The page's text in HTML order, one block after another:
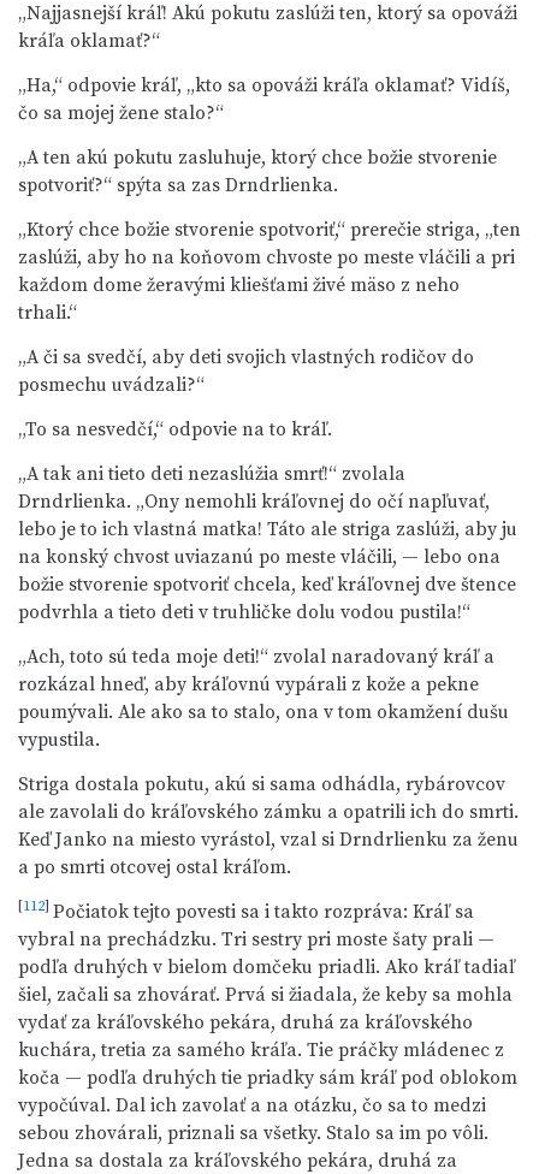
„Najjasnejší kráľ! Akú pokutu zaslúži ten, ktorý sa opováži
kráľa oklamať?“
„Ha,“ odpovie kráľ, „kto sa opováži kráľa oklamať? Vidíš,
čo sa mojej žene stalo?“
„A ten akú pokutu zasluhuje, ktorý chce božie stvorenie
spotvoriť?“ spýta sa zas Drndrlienka.
„Ktorý chce božie stvorenie spotvoriť,“ prerečie striga, „ten
zaslúži, aby ho na koňovom chvoste po meste vláčili a pri
každom dome žeravými kliešťami živé mäso z neho
trhali.“
„A či sa svedčí, aby deti svojich vlastných rodičov do
posmechu uvádzali?“
„To sa nesvedčí,“ odpovie na to kráľ.
„A tak ani tieto deti nezaslúžia smrť!“ zvolala
Drndrlienka. „Ony nemohli kráľovnej do očí napľuvať,
lebo je to ich vlastná matka! Táto ale striga zaslúži, aby ju
na konský chvost uviazanú po meste vláčili, — lebo ona
božie stvorenie spotvoriť chcela, keď kráľovnej dve štence
podvrhla a tieto deti v truhličke dolu vodou pustila!“
„Ach, toto sú teda moje deti!“ zvolal naradovaný kráľ a
rozkázal hneď, aby kráľovnú vypárali z kože a pekne
poumývali. Ale ako sa to stalo, ona v tom okamžení dušu
vypustila.
Striga dostala pokutu, akú si sama odhádla, rybárovcov
ale zavolali do kráľovského zámku a opatrili ich do smrti.
Keď Janko na miesto vyrástol, vzal si Drndrlienku za ženu
a po smrti otcovej ostal kráľom.
[112] Počiatok tejto povesti sa i takto rozpráva: Kráľ sa
vybral na prechádzku. Tri sestry pri moste šaty prali —
podľa druhých v bielom domčeku priadli. Ako kráľ tadiaľ
šiel, začali sa zhovárať. Prvá si žiadala, že keby sa mohla
vydať za kráľovského pekára, druhá za kráľovského
kuchára, tretia za samého kráľa. Tie práčky mládenec z
koča — podľa druhých tie priadky sám kráľ pod oblokom
vypočúval. Dal ich zavolať a na otázku, čo sa to medzi
sebou zhovárali, priznali sa všetky. Stalo sa im po vôli.
Jedna sa dostala za kráľovského pekára, druhá za